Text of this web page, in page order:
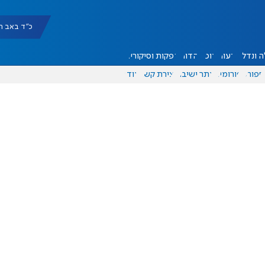
כ"ד באב תשפ"ו
ונדל"ן דעות אוכל יהדות הפקות וסיקורים
ספורט פורומים אתר ישיבה יצירת קשר עוד